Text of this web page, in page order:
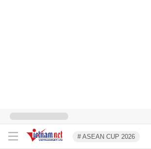
# ASEAN CUP 2026